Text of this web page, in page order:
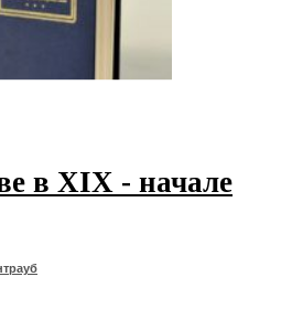
в XIX - начале